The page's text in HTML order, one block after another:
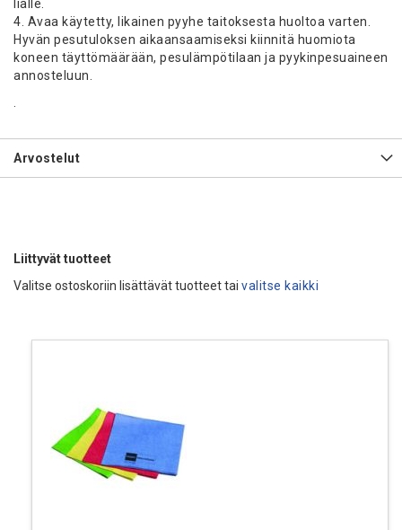
lialle.
4. Avaa käytetty, likainen pyyhe taitoksesta huoltoa varten.
Hyvän pesutuloksen aikaansaamiseksi kiinnitä huomiota
koneen täyttömäärään, pesulämpötilaan ja pyykinpesuaineen
annosteluun.
Arvostelut
Liittyvät tuotteet
Valitse ostoskoriin lisättävät tuotteet tai valitse kaikki